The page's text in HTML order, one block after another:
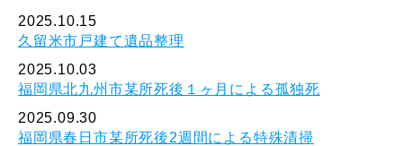
2025.10.15
久留米市戸建て遺品整理
2025.10.03
福岡県北九州市某所死後１ヶ月による孤独死
2025.09.30
福岡県春日市某所死後2週間による特殊清掃